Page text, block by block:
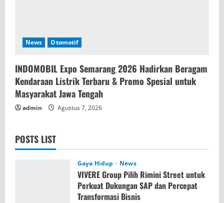
News Otomotif
INDOMOBIL Expo Semarang 2026 Hadirkan Beragam
Kendaraan Listrik Terbaru & Promo Spesial untuk
Masyarakat Jawa Tengah
admin Agustus 7, 2026
POSTS LIST
Gaya Hidup News
VIVERE Group Pilih Rimini Street untuk
Perkuat Dukungan SAP dan Percepat
Transformasi Bisnis